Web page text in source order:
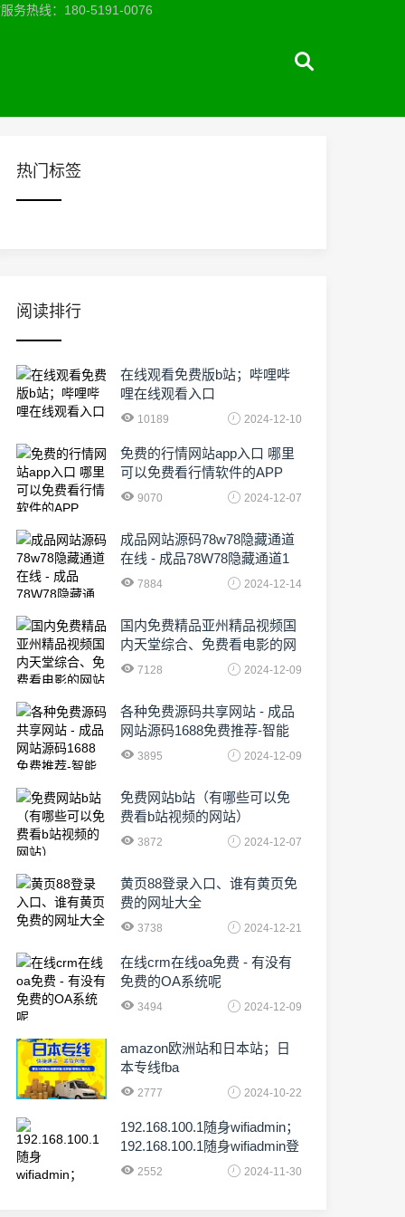
务热线：180-5191-0076
热门标签
阅读排行
在线观看免费版b站；哔哩哔
哩在线观看入口
10189 2024-12-10
免费的行情网站app入口 哪里
可以免费看行情软件的APP
9070 2024-12-07
成品网站源码78w78隐藏通道
在线 - 成品78W78隐藏通道1
农业数字化,为乡村振兴注入新
7884 2024-12-14
国内免费精品亚州精品视频国
内天堂综合、免费看电影的网
站有哪些啊
7128 2024-12-09
各种免费源码共享网站 - 成品
网站源码1688免费推荐-智能
化时代的挑战与机遇!
3895 2024-12-09
免费网站b站（有哪些可以免
费看b站视频的网站）
3872 2024-12-07
黄页88登录入口、谁有黄页免
费的网址大全
3738 2024-12-21
在线crm在线oa免费 - 有没有
免费的OA系统呢
3494 2024-12-09
amazon欧洲站和日本站；日
本专线fba
2777 2024-10-22
192.168.100.1随身wifiadmin；
192.168.100.1随身wifiadmin登
录器2552 2024-11-30